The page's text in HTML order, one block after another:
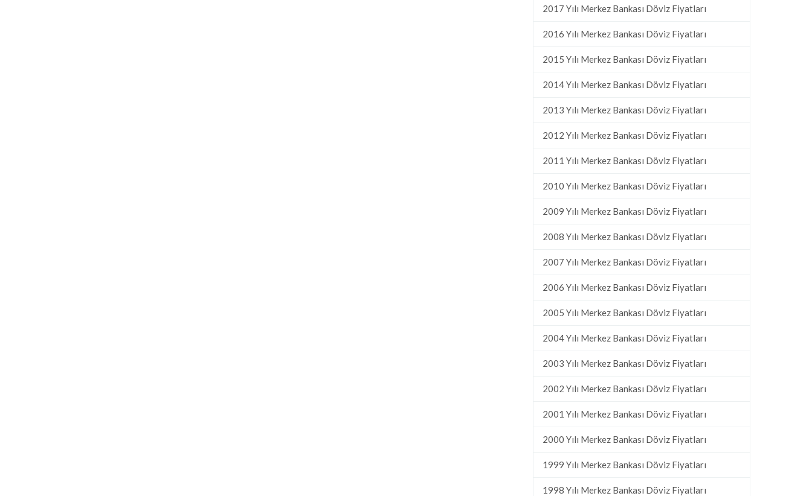
2017 Yılı Merkez Bankası Döviz Fiyatları
2016 Yılı Merkez Bankası Döviz Fiyatları
2015 Yılı Merkez Bankası Döviz Fiyatları
2014 Yılı Merkez Bankası Döviz Fiyatları
2013 Yılı Merkez Bankası Döviz Fiyatları
2012 Yılı Merkez Bankası Döviz Fiyatları
2011 Yılı Merkez Bankası Döviz Fiyatları
2010 Yılı Merkez Bankası Döviz Fiyatları
2009 Yılı Merkez Bankası Döviz Fiyatları
2008 Yılı Merkez Bankası Döviz Fiyatları
2007 Yılı Merkez Bankası Döviz Fiyatları
2006 Yılı Merkez Bankası Döviz Fiyatları
2005 Yılı Merkez Bankası Döviz Fiyatları
2004 Yılı Merkez Bankası Döviz Fiyatları
2003 Yılı Merkez Bankası Döviz Fiyatları
2002 Yılı Merkez Bankası Döviz Fiyatları
2001 Yılı Merkez Bankası Döviz Fiyatları
2000 Yılı Merkez Bankası Döviz Fiyatları
1999 Yılı Merkez Bankası Döviz Fiyatları
1998 Yılı Merkez Bankası Döviz Fiyatları